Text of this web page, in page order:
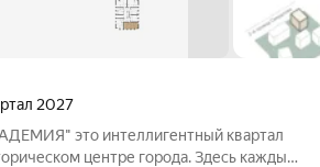
2027
квартал
центре города. Здесь каждый